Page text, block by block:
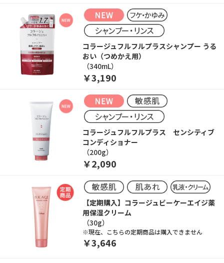
コラージュフルフルプラスシャンプー うる
おい（つめかえ用）
（340mL）
￥3,190
コラージュフルフルプラス センシティブ
コンディショナー
（200g）
￥2,090
【定期購入】コラージュビーケーエイジ薬
用保湿クリーム
（30g）
※現在、こちらの定期商品は購入できません
￥3,646